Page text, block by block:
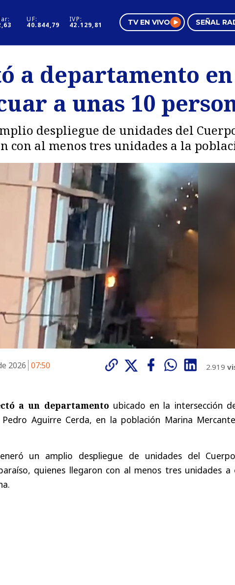
UF:
40.844,79
IVP:
42.129,81 TV EN VIVO SEÑAL
Negocios
Pura Mujer
a departamento
a unas 10
despliegue de unidades del
con al menos tres unidades a la
2026 07:50 2.919
a un departamento ubicado en la intersección
Pedro Aguirre Cerda, en la población Marina
un amplio despliegue de unidades del
quienes llegaron con al menos tres unidades a